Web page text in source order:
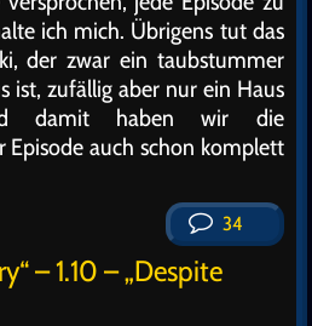
ich mich. Übrigens tut das
der zwar ein taubstummer
ist, zufällig aber nur ein Haus
damit haben wir die
Episode auch schon komplett
34
– 1.10 – „Despite